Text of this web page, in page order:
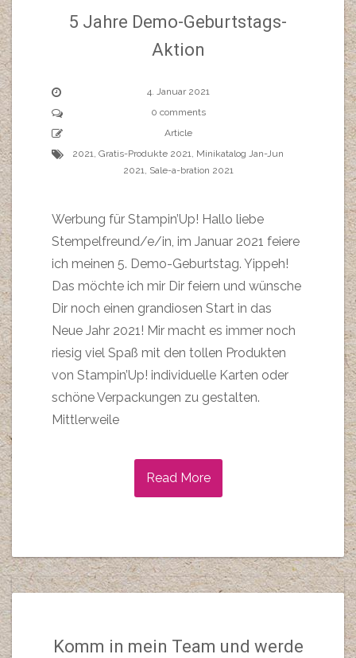
5 Jahre Demo-Geburtstags-
Aktion
4. Januar 2021
0 comments
Article
2021 Gratis-Produkte 2021
Minikatalog Jan-Jun
2021
Sale-a-bration 2021
Werbung für Stampin’Up! Hallo liebe
Stempelfreund/e/in, im Januar 2021 feiere
ich meinen 5. Demo-Geburtstag. Yippeh!
Das möchte ich mir Dir feiern und wünsche
Dir noch einen grandiosen Start in das
Neue Jahr 2021! Mir macht es immer noch
riesig viel Spaß mit den tollen Produkten
von Stampin’Up! individuelle Karten oder
schöne Verpackungen zu gestalten.
Mittlerweile
Read More
Komm in mein Team und werde